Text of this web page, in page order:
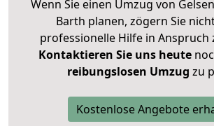
Wenn Sie einen Umzug von
Barth planen, zögern Sie
professionelle Hilfe in Anspruch
Kontaktieren Sie uns heute
reibungslosen Umzug zu
Kostenlose Angebote